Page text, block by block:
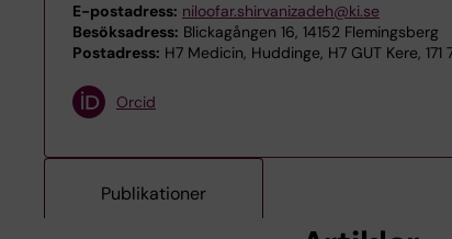
E-postadress: niloofar.shirvanizadeh@ki.se
Besöksadress: Blickagången 16, 14152 Flemingsberg
Postadress: H7 Medicin, Huddinge, H7 GUT Kere, 171
Orcid
Publikationer